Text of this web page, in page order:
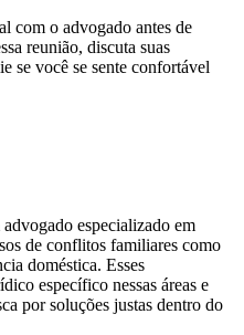
com o advogado antes de
reunião, discuta suas
se você se sente confortável
especializado em
de conflitos familiares como
doméstica. Esses
específico nessas áreas e
por soluções justas dentro do